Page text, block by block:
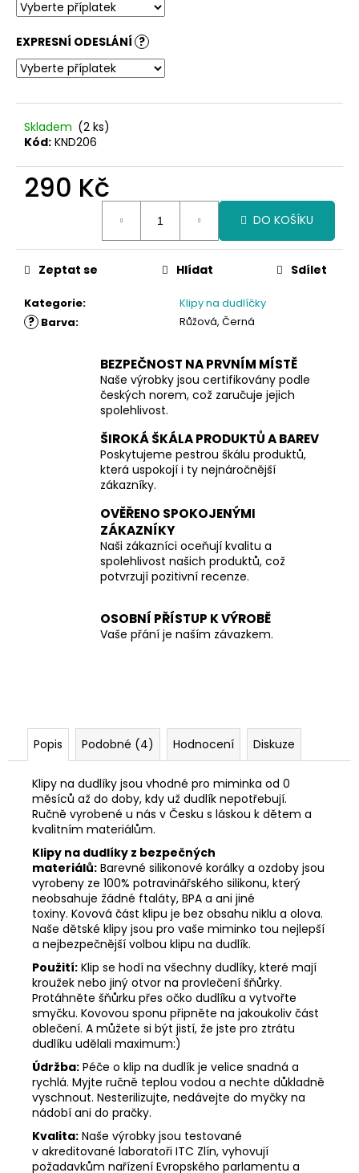
EXPRESNÍ ODESLÁNÍ ?
Skladem (2 ks)
Kód: KND206
290 Kč
DO KOŠÍKU
Kategorie: Klipy na dudlíčky
? Barva: Růžová, Černá
Zeptat se Hlídat Sdílet
BEZPEČNOST NA PRVNÍM MÍSTĚ
Naše výrobky jsou certifikovány podle
českých norem, což zaručuje jejich
spolehlivost.
ŠIROKÁ ŠKÁLA PRODUKTŮ A BAREV
Poskytujeme pestrou škálu produktů,
která uspokojí i ty nejnáročnější
zákazníky.
OVĚŘENO SPOKOJENÝMI
ZÁKAZNÍKY
Naši zákazníci oceňují kvalitu a
spolehlivost našich produktů, což
potvrzují pozitivní recenze.
OSOBNÍ PŘÍSTUP K VÝROBĚ
Vaše přání je naším závazkem.
Popis Podobné (4) Hodnocení Diskuze
Klipy na dudlíky jsou vhodné pro miminka od 0
měsíců až do doby, kdy už dudlík nepotřebují.
Ručně vyrobené u nás v Česku s láskou k dětem a
kvalitním materiálům.
Klipy na dudlíky z bezpečných
materiálů: Barevné silikonové korálky a ozdoby jsou
vyrobeny ze 100% potravinářského silikonu, který
neobsahuje žádné ftaláty, BPA a ani jiné
toxiny. Kovová část klipu je bez obsahu niklu a olova.
Naše dětské klipy jsou pro vaše miminko tou nejlepší
a nejbezpečnější volbou klipu na dudlík.
Použití: Klip se hodí na všechny dudlíky, které mají
kroužek nebo jiný otvor na provlečení šňůrky.
Protáhněte šňůrku přes očko dudlíku a vytvořte
smyčku. Kovovou sponu připněte na jakoukoliv část
oblečení. A můžete si být jistí, že jste pro ztrátu
dudlíku udělali maximum:)
Údržba: Péče o klip na dudlík je velice snadná a
rychlá. Myjte ručně teplou vodou a nechte důkladně
vyschnout. Nesterilizujte, nedávejte do myčky na
nádobí ani do pračky.
Kvalita: Naše výrobky jsou testované
v akreditované laboratoři ITC Zlín, vyhovují
požadavkům nařízení Evropského parlamentu a